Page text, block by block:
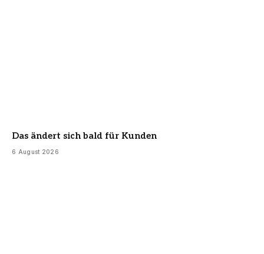
Das ändert sich bald für Kunden
6 August 2026